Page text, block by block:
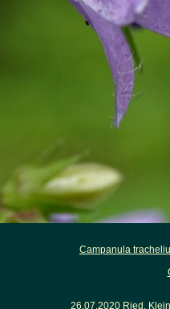
Campanula
26.07.2020 Ried,